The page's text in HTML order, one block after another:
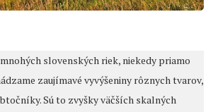
slovenských riek, niekedy priamo
zaujímavé vyvýšeniny rôznych tvarov,
Sú to zvyšky väčších skalných